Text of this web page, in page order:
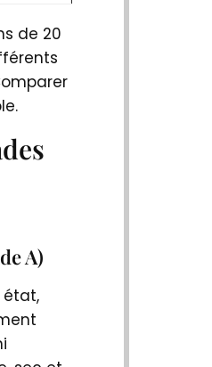
de 20
A)
état,